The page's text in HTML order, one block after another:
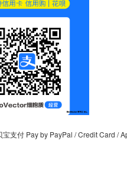
宝支付 Pay by PayPal / Credit Card /